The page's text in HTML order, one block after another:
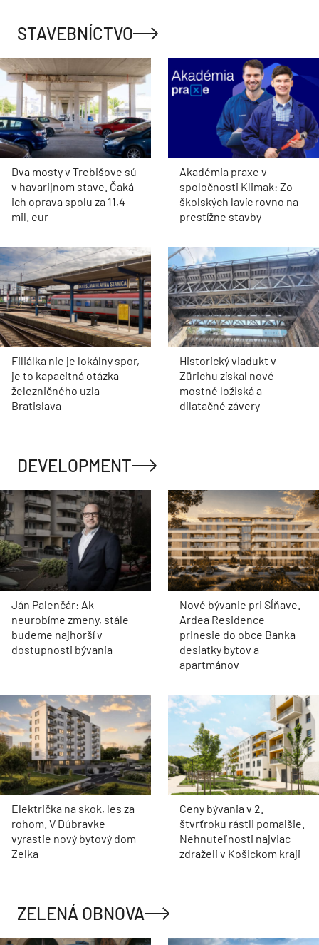
STAVEBNÍCTVO
Dva mosty v Trebišove sú
v havarijnom stave. Čaká
ich oprava spolu za 11,4
mil. eur
Akadémia praxe v
spoločnosti Klimak: Zo
školských lavíc rovno na
prestížne stavby
Filiálka nie je lokálny spor,
je to kapacitná otázka
železničného uzla
Bratislava
Historický viadukt v
Zürichu získal nové
mostné ložiská a
dilatačné závery
DEVELOPMENT
Ján Palenčár: Ak
neurobíme zmeny, stále
budeme najhorší v
dostupnosti bývania
Nové bývanie pri Sĺňave.
Ardea Residence
prinesie do obce Banka
desiatky bytov a
apartmánov
Električka na skok, les za
rohom. V Dúbravke
vyrastie nový bytový dom
Zelka
Ceny bývania v 2.
štvrťroku rástli pomalšie.
Nehnuteľnosti najviac
zdraželi v Košickom kraji
ZELENÁ OBNOVA